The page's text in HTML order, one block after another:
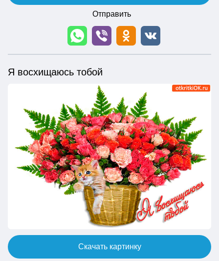
Отправить
Я восхищаюсь тобой
Скачать картинку